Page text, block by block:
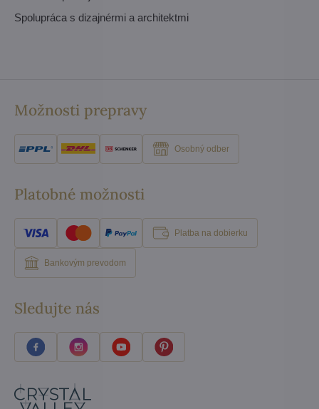
Spolupráca s dizajnérmi a architektmi
Možnosti prepravy
Osobný odber
Platobné možnosti
Platba na dobierku
Bankovým prevodom
Sledujte nás